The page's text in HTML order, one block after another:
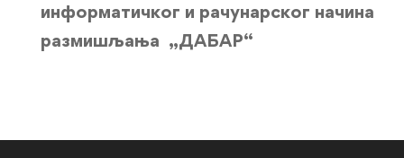
информатичког и рачунарског начина
размишљања „ДАБАР“